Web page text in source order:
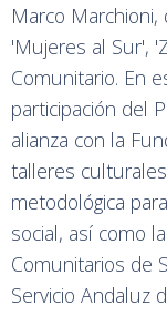
Marco Marchioni,
'Mujeres al Sur',
Comunitario. En
participación del
alianza con la
talleres
metodológica
social, así como
Comunitarios de
Servicio Andaluz